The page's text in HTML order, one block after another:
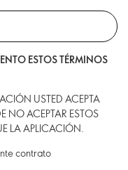
ESTOS TÉRMINOS
USTED ACEPTA
NO ACEPTAR ESTOS
LA APLICACIÓN.
contrato